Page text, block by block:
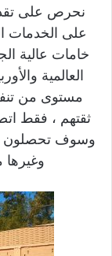
نحرص على
على الخدمات
خامات عالية
العالمية
مستوى من
ثقتهم ، فقط
وسوف تحصلون